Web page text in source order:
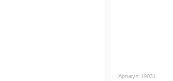
Артикул: 19031